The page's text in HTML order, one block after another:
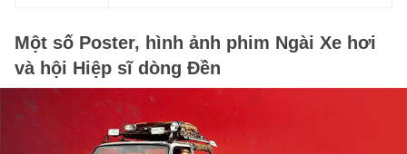
Một số Poster, hình ảnh phim Ngài Xe hơi
và hội Hiệp sĩ dòng Đền